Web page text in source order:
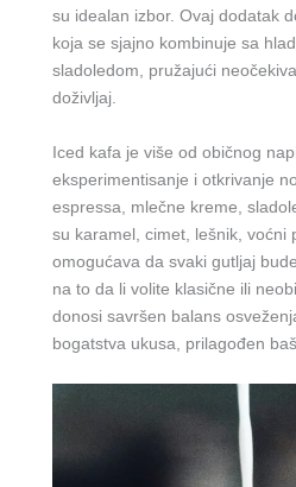
su idealan izbor. Ovaj dodatak
koja se sjajno kombinuje sa
sladoledom, pružajući
doživljaj.
Iced kafa je više od običnog
eksperimentisanje i otkrivanje
espressa, mlečne kreme,
su karamel, cimet, lešnik, voćni
omogućava da svaki gutljaj
na to da li volite klasične ili
donosi savršen balans
bogatstva ukusa, prilagođen